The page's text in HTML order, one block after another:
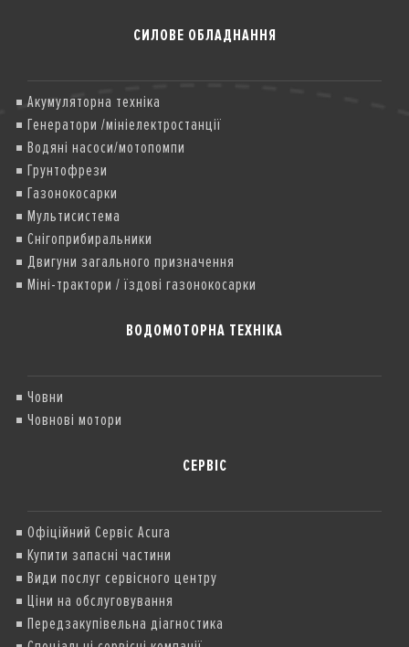
СИЛОВЕ ОБЛАДНАННЯ
Акумуляторна техніка
Генератори /мініелектростанції
Водяні насоси/мотопомпи
Грунтофрези
Газонокосарки
Мультисистема
Снігоприбиральники
Двигуни загального призначення
Міні-трактори / їздові газонокосарки
ВОДОМОТОРНА ТЕХНІКА
Човни
Човнові мотори
СЕРВІС
Офіційний Сервіс Acura
Купити запасні частини
Види послуг сервісного центру
Ціни на обслуговування
Передзакупівельна діагностика